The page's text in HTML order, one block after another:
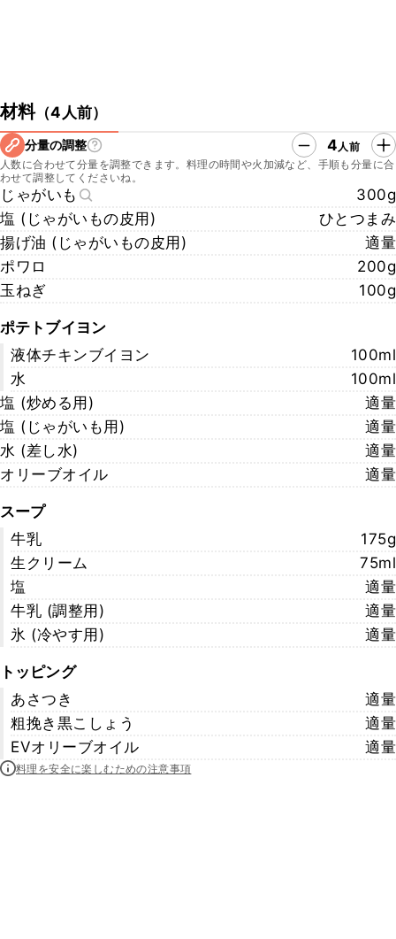
・クラシルTikTok
https://www.tiktok.com/@kurashiru.com
・クラシルInstagram
https://www.instagram.com/kurashiru/
・クラシルX
https://twitter.com/kurashiru0119
材料（4人前）
分量の調整 4人前
人数に合わせて分量を調整できます。料理の時間や火加減など、手順も分量に合
わせて調整してくださいね。
じゃがいも
300g
塩 (じゃがいもの皮用)
ひとつまみ
揚げ油 (じゃがいもの皮用)
適量
ポワロ
200g
玉ねぎ
100g
ポテトブイヨン
液体チキンブイヨン
100ml
水
100ml
塩 (炒める用)
適量
塩 (じゃがいも用)
適量
水 (差し水)
適量
オリーブオイル
適量
スープ
牛乳
175g
生クリーム
75ml
塩
適量
牛乳 (調整用)
適量
氷 (冷やす用)
適量
トッピング
あさつき
適量
粗挽き黒こしょう
適量
EVオリーブオイル
適量
料理を安全に楽しむための注意事項